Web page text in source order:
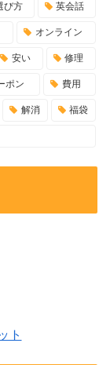
び方 英会話
オンライン
安い 修理
ポン 費用
解消 福袋
ト